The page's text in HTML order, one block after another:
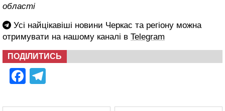
області
Усі найцікавіші новини Черкас та регіону можна
отримувати на нашому каналі в Telegram
ПОДІЛИТИСЬ
Facebook